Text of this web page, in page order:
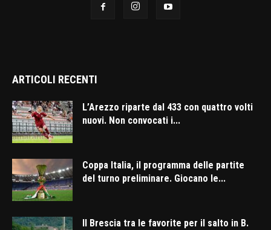
ARTICOLI RECENTI
L’Arezzo riparte dal 433 con quattro volti
nuovi. Non convocati i...
Coppa Italia, il programma delle partite
del turno preliminare. Giocano le...
Il Brescia tra le favorite per il salto in B.